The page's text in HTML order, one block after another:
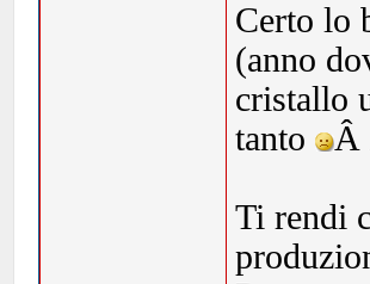
Certo lo
(anno
cristallo
tanto Â
Ti rendi